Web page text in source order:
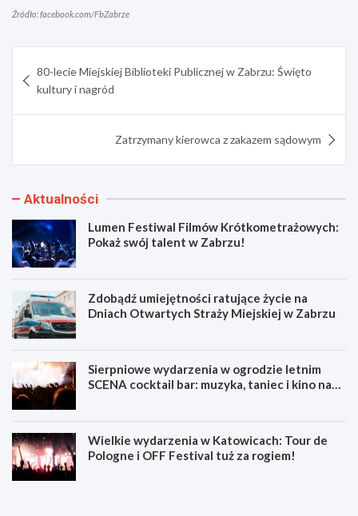
Źródło: facebook.com/FbZabrze
wpisu
80-lecie Miejskiej Biblioteki Publicznej w Zabrzu: Święto
kultury i nagród
Zatrzymany kierowca z zakazem sądowym
Aktualności
Lumen Festiwal Filmów Krótkometrażowych:
Pokaż swój talent w Zabrzu!
Zdobądź umiejętności ratujące życie na
Dniach Otwartych Straży Miejskiej w Zabrzu
Sierpniowe wydarzenia w ogrodzie letnim
SCENA cocktail bar: muzyka, taniec i kino na
Wielkie wydarzenia w Katowicach: Tour de
Pologne i OFF Festival tuż za rogiem!
L
Z